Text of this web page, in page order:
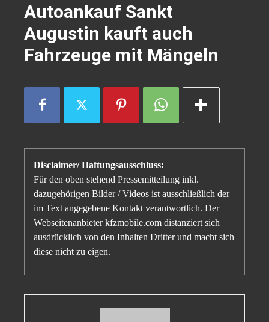
Autoankauf Sankt
Augustin kauft auch
Fahrzeuge mit Mängeln
Disclaimer/ Haftungsausschluss:
Für den oben stehend Pressemitteilung inkl.
dazugehörigen Bilder / Videos ist ausschließlich der
im Text angegebene Kontakt verantwortlich. Der
Webseitenanbieter kfzmobile.com distanziert sich
ausdrücklich von den Inhalten Dritter und macht sich
diese nicht zu eigen.